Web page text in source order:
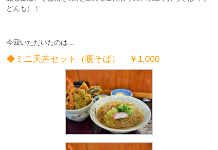
どんも）！
今回いただいたのは…
◆ミニ天丼セット（暖そば） ￥1,000